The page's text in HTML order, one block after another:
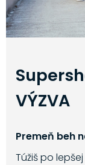
VÝZVA
Premeň beh
Túžiš po